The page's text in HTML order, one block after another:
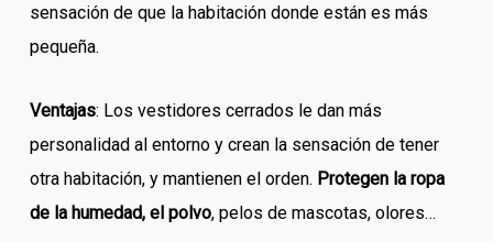
sensación de que la habitación donde están es más
pequeña.
Ventajas: Los vestidores cerrados le dan más
personalidad al entorno y crean la sensación de tener
otra habitación, y mantienen el orden. Protegen la ropa
de la humedad, el polvo, pelos de mascotas, olores…